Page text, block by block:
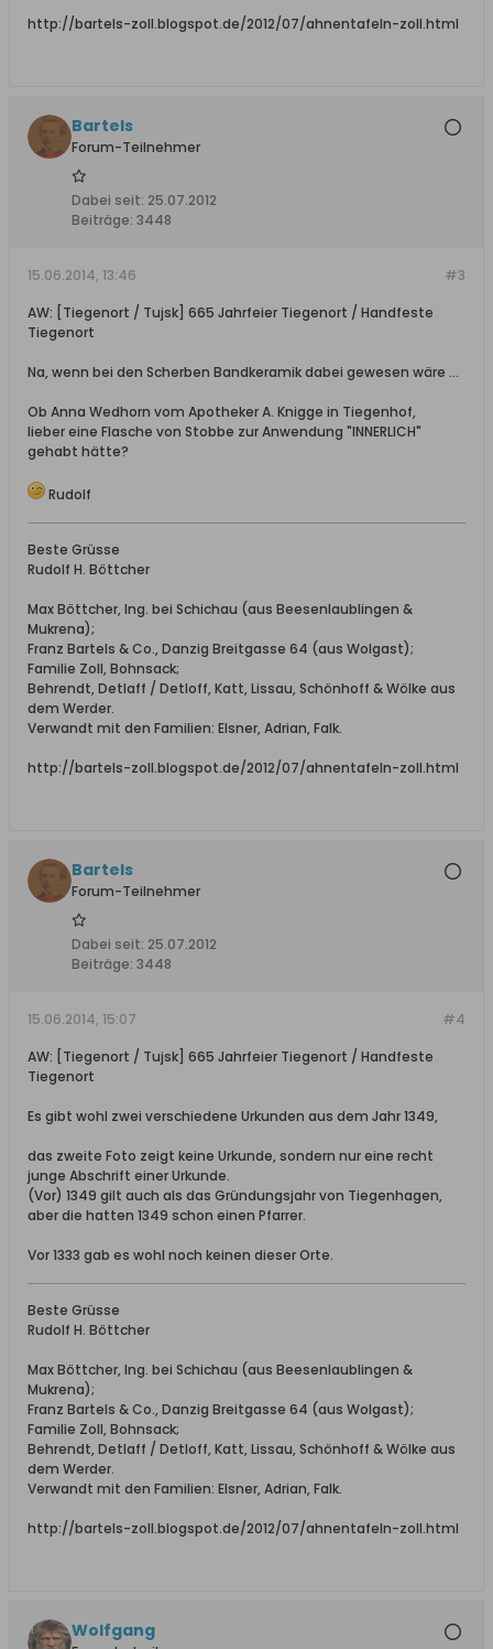
http://bartels-zoll.blogspot.de/2012/07/ahnentafeln-zoll.html
Bartels
Forum-Teilnehmer
Dabei seit: 25.07.2012
Beiträge: 3448
#3
15.06.2014, 13:46
AW: [Tiegenort / Tujsk] 665 Jahrfeier Tiegenort / Handfeste
Tiegenort
Na, wenn bei den Scherben Bandkeramik dabei gewesen wäre ...
Ob Anna Wedhorn vom Apotheker A. Knigge in Tiegenhof,
lieber eine Flasche von Stobbe zur Anwendung "INNERLICH"
gehabt hätte?
Rudolf
Beste Grüsse
Rudolf H. Böttcher
Max Böttcher, Ing. bei Schichau (aus Beesenlaublingen &
Mukrena);
Franz Bartels & Co., Danzig Breitgasse 64 (aus Wolgast);
Familie Zoll, Bohnsack;
Behrendt, Detlaff / Detloff, Katt, Lissau, Schönhoff & Wölke aus
dem Werder.
Verwandt mit den Familien: Elsner, Adrian, Falk.
http://bartels-zoll.blogspot.de/2012/07/ahnentafeln-zoll.html
Bartels
Forum-Teilnehmer
Dabei seit: 25.07.2012
Beiträge: 3448
#4
15.06.2014, 15:07
AW: [Tiegenort / Tujsk] 665 Jahrfeier Tiegenort / Handfeste
Tiegenort
Es gibt wohl zwei verschiedene Urkunden aus dem Jahr 1349,
das zweite Foto zeigt keine Urkunde, sondern nur eine recht
junge Abschrift einer Urkunde.
(Vor) 1349 gilt auch als das Gründungsjahr von Tiegenhagen,
aber die hatten 1349 schon einen Pfarrer.
Vor 1333 gab es wohl noch keinen dieser Orte.
Beste Grüsse
Rudolf H. Böttcher
Max Böttcher, Ing. bei Schichau (aus Beesenlaublingen &
Mukrena);
Franz Bartels & Co., Danzig Breitgasse 64 (aus Wolgast);
Familie Zoll, Bohnsack;
Behrendt, Detlaff / Detloff, Katt, Lissau, Schönhoff & Wölke aus
dem Werder.
Verwandt mit den Familien: Elsner, Adrian, Falk.
http://bartels-zoll.blogspot.de/2012/07/ahnentafeln-zoll.html
Wolfgang